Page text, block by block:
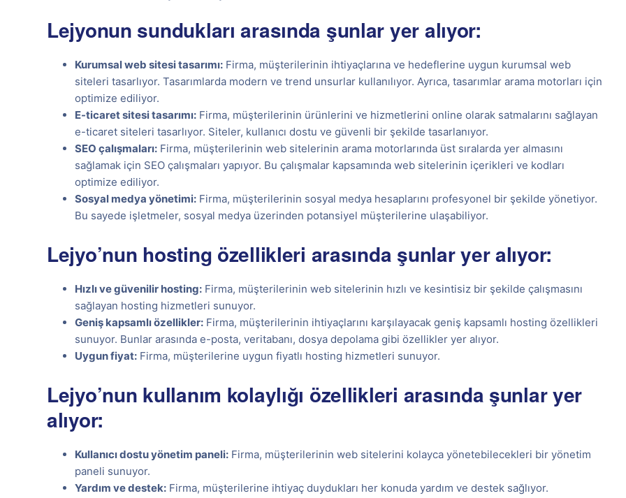
Lejyonun sundukları arasında şunlar yer alıyor:
Kurumsal web sitesi tasarımı: Firma, müşterilerinin ihtiyaçlarına ve hedeflerine uygun kurumsal web
siteleri tasarlıyor. Tasarımlarda modern ve trend unsurlar kullanılıyor. Ayrıca, tasarımlar arama motorları için
optimize ediliyor.
E-ticaret sitesi tasarımı: Firma, müşterilerinin ürünlerini ve hizmetlerini online olarak satmalarını sağlayan
e-ticaret siteleri tasarlıyor. Siteler, kullanıcı dostu ve güvenli bir şekilde tasarlanıyor.
SEO çalışmaları: Firma, müşterilerinin web sitelerinin arama motorlarında üst sıralarda yer almasını
sağlamak için SEO çalışmaları yapıyor. Bu çalışmalar kapsamında web sitelerinin içerikleri ve kodları
optimize ediliyor.
Sosyal medya yönetimi: Firma, müşterilerinin sosyal medya hesaplarını profesyonel bir şekilde yönetiyor.
Bu sayede işletmeler, sosyal medya üzerinden potansiyel müşterilerine ulaşabiliyor.
Lejyo’nun hosting özellikleri arasında şunlar yer alıyor:
Hızlı ve güvenilir hosting: Firma, müşterilerinin web sitelerinin hızlı ve kesintisiz bir şekilde çalışmasını
sağlayan hosting hizmetleri sunuyor.
Geniş kapsamlı özellikler: Firma, müşterilerinin ihtiyaçlarını karşılayacak geniş kapsamlı hosting özellikleri
sunuyor. Bunlar arasında e-posta, veritabanı, dosya depolama gibi özellikler yer alıyor.
Uygun fiyat: Firma, müşterilerine uygun fiyatlı hosting hizmetleri sunuyor.
Lejyo’nun kullanım kolaylığı özellikleri arasında şunlar yer
alıyor:
Kullanıcı dostu yönetim paneli: Firma, müşterilerinin web sitelerini kolayca yönetebilecekleri bir yönetim
paneli sunuyor.
Yardım ve destek: Firma, müşterilerine ihtiyaç duydukları her konuda yardım ve destek sağlıyor.